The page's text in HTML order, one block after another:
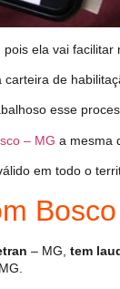
ela vai facilitar
de
esse
– MG a mesma
em todo o
– MG, tem